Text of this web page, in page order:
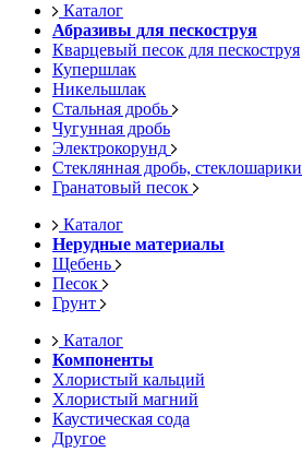
Каталог
Абразивы для пескоструя
Кварцевый песок для пескоструя
Купершлак
Никельшлак
Стальная дробь
Чугунная дробь
Электрокорунд
Стеклянная дробь, стеклошарики
Гранатовый песок
Каталог
Нерудные материалы
Щебень
Песок
Грунт
Каталог
Компоненты
Хлористый кальций
Хлористый магний
Каустическая сода
Другое